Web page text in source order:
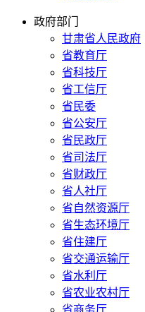
政府部门
甘肃省人民政府
省教育厅
省科技厅
省工信厅
省民委
省公安厅
省民政厅
省司法厅
省财政厅
省人社厅
省自然资源厅
省生态环境厅
省住建厅
省交通运输厅
省水利厅
省农业农村厅
省商务厅